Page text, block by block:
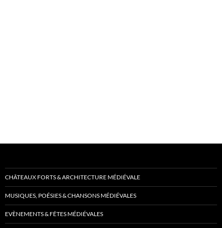
CHÂTEAUX FORTS & ARCHITECTURE MÉDIÉVALE
MUSIQUES, POÉSIES & CHANSONS MÉDIÉVALES
EVÈNEMENTS & FÊTES MÉDIÉVALES